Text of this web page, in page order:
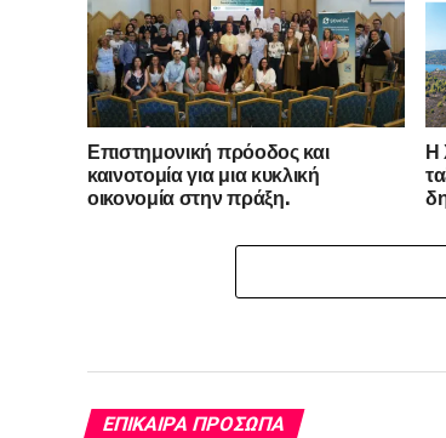
Επιστημονική πρόοδος και
καινοτομία για μια κυκλική
οικονομία στην πράξη.
Η
ΕΠΊΚΑΙΡΑ ΠΡΌΣΩΠΑ